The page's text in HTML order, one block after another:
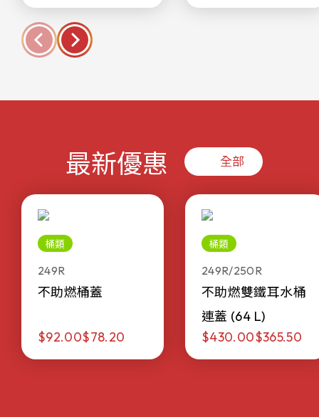
最新優惠 全部
桶類
249R
不助燃桶蓋
$92.00$78.20
桶類
249R/250R
不助燃雙鐵耳水桶
連蓋 (64 L)
$430.00$365.50